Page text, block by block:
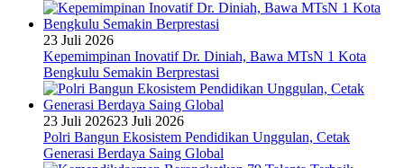
23 Juli 2026
Kepemimpinan Inovatif Dr. Diniah, Bawa MTsN 1 Kota
Bengkulu Semakin Berprestasi
23 Juli 202623 Juli 2026
Polri Bangun Ekosistem Pendidikan Unggulan, Cetak
Generasi Berdaya Saing Global